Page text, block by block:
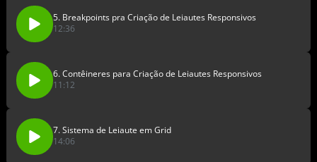
5. Breakpoints pra Criação de Leiautes Responsivos
12:36
6. Contêineres para Criação de Leiautes Responsivos
11:12
7. Sistema de Leiaute em Grid
14:06